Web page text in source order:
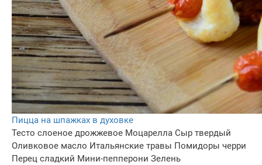
Пицца на шпажках в духовке
Тесто слоеное дрожжевое Моцарелла Сыр твердый
Оливковое масло Итальянские травы Помидоры черри
Перец сладкий Мини-пепперони Зелень